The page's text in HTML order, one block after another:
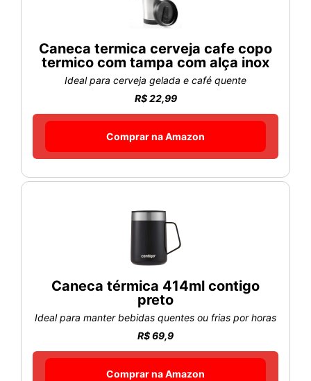
Caneca termica cerveja cafe copo
termico com tampa com alça inox
Ideal para cerveja gelada e café quente
R$ 22,99
Comprar na Amazon
Caneca térmica 414ml contigo
preto
Ideal para manter bebidas quentes ou frias por horas
R$ 69,9
Comprar na Amazon